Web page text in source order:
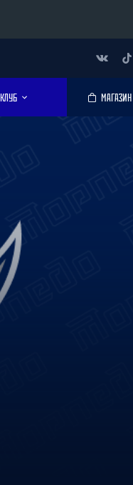
КЛУБ МАГАЗИН